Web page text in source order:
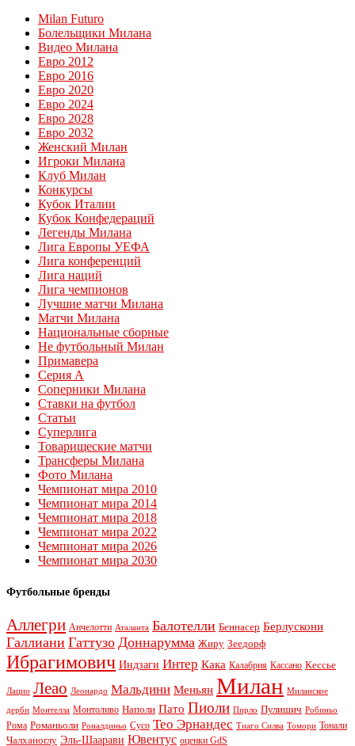
Milan Futuro
Болельщики Милана
Видео Милана
Евро 2012
Евро 2016
Евро 2020
Евро 2024
Евро 2028
Евро 2032
Женский Милан
Игроки Милана
Клуб Милан
Конкурсы
Кубок Италии
Кубок Конфедераций
Легенды Милана
Лига Европы УЕФА
Лига конференций
Лига наций
Лига чемпионов
Лучшие матчи Милана
Матчи Милана
Национальные сборные
Не футбольный Милан
Примавера
Серия А
Соперники Милана
Ставки на футбол
Статьи
Суперлига
Товарищеские матчи
Трансферы Милана
Фото Милана
Чемпионат мира 2010
Чемпионат мира 2014
Чемпионат мира 2018
Чемпионат мира 2022
Чемпионат мира 2026
Чемпионат мира 2030
Футбольные бренды
Аллегри Анчелотти Аталанта Балотелли Беннасер Берлускони
Галлиани Гаттузо Доннарумма Жиру Зеедорф
Ибрагимович Индзаги Интер Кака Калабрия Кассано Кессье
Лацио Леао Леонардо Мальдини Меньян Милан Миланское
дерби Монтелла Монтоливо Наполи Пато Пиоли Пирло Пулишич Робиньо
Рома Романьоли Роналдиньо Сусо Тео Эрнандес Тиаго Силва Томори Тонали
Чалханоглу Эль-Шаарави Ювентус оценки GdS